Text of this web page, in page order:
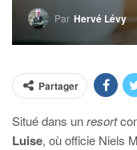
Par Hervé Lévy
Partager
Situé dans unresort
Luise, où officie Niels